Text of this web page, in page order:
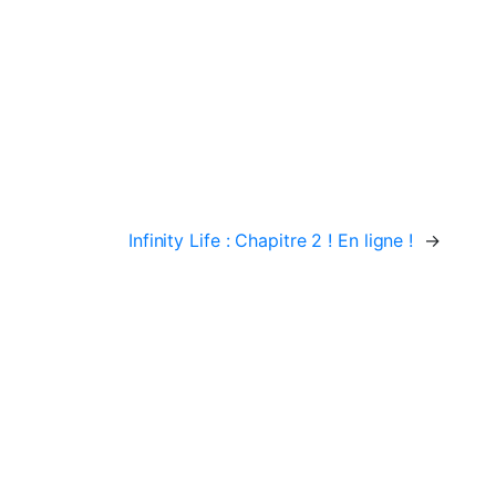
Infinity Life : Chapitre 2 ! En ligne ! →